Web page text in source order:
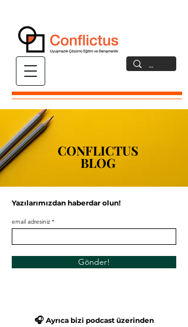
CONFLICTUS
BLOG
CONFLICTUS
BLOG
Yazılarımızdan haberdar olun!
email adresiniz
Gönder!
🎧 Ayrıca bizi podcast üzerinden